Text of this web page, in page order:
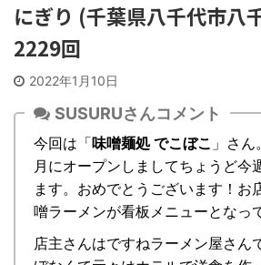
にぎり (千葉県八千代市八
2229回
2022年1月10日
SUSURUさんコメント
今回は「味噌麺処 でこぼこ 」さ
月にオープンしましてちょうど今
ます。おめでとうございます！お
噌ラーメンが看板メニューとなっ
店主さんはですねラーメン屋さん